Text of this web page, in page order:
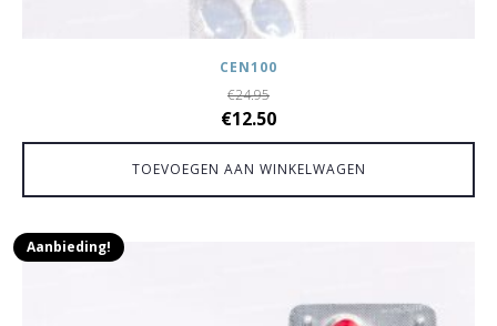
CEN100
€24.95
Oorspronkelijke
prijs
was:
€24.95.
€12.50Huidige
prijs
is:
€12.50.
TOEVOEGEN AAN WINKELWAGEN
Aanbieding!